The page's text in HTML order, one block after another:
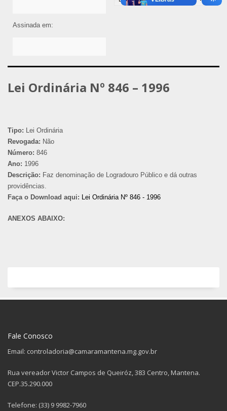
Assinada em:
Lei Ordinária Nº 846 – 1996
Tipo: Lei Ordinária
Revogada: Não
Número: 846
Ano: 1996
Descrição: Faz denominação de Logradouro Público e dá outras
providências.
Faça o Download aqui: Lei Ordinária Nº 846 - 1996
ANEXOS ABAIXO:
Fale Conosco
Email: controladoria@camaramantena.mg.gov.br
Rua vereador Victor Campos de Queiróz, 383 Centro, Mantena.
CEP.35.290.000
Telefone: (33) 9 9982-7960